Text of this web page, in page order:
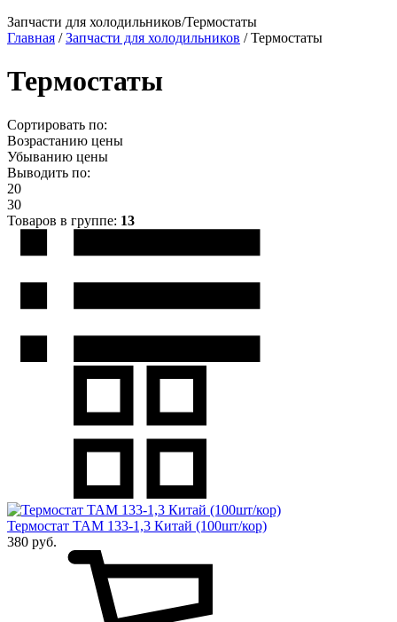
Запчасти для холодильников/Термостаты
Главная /Запчасти для холодильников /Термостаты
Термостаты
Сортировать по:
Возрастанию цены
Убыванию цены
Выводить по:
20
30
Товаров в группе: 13
Термостат ТАМ 133-1,3 Китай (100шт/кор)
380 руб.